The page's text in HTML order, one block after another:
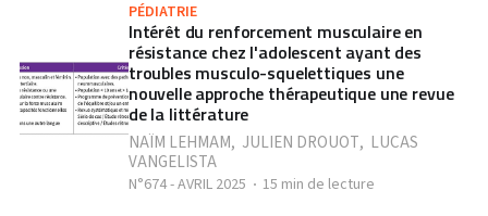
PÉDIATRIE
Intérêt du renforcement musculaire en
résistance chez l'adolescent ayant des
troubles musculo-squelettiques une
nouvelle approche thérapeutique une revue
de la littérature
NAÏM LEHMAM, JULIEN DROUOT, LUCAS
VANGELISTA
N°674 - AVRIL 2025 15 min de lecture